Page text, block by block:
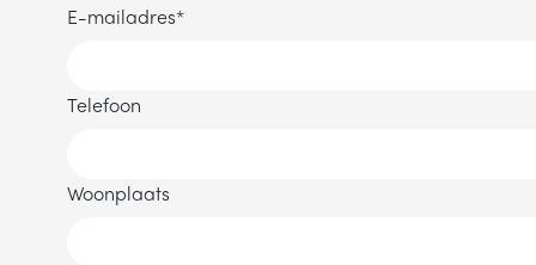
E-mailadres*
Telefoon
Woonplaats